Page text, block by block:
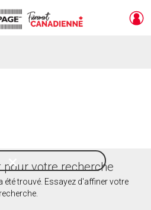
Style
de
vie
votre recherche
été trouvé. Essayez d'affiner votre
recherche.